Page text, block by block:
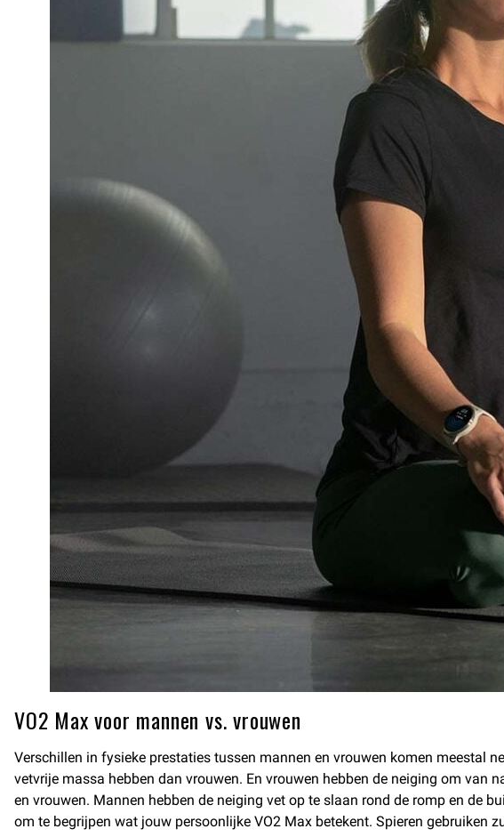
VO2 Max voor mannen vs. vrouwen
Verschillen in fysieke prestaties tussen mannen en vrouwen komen meestal
vetvrije massa hebben dan vrouwen. En vrouwen hebben de neiging om van
en vrouwen. Mannen hebben de neiging vet op te slaan rond de romp en de
om te begrijpen wat jouw persoonlijke VO2 Max betekent. Spieren gebruiken